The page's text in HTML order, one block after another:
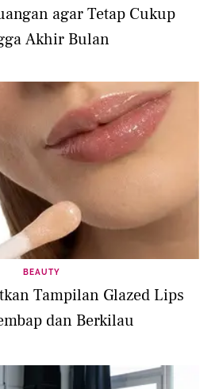
agar Tetap Cukup
Akhir Bulan
BEAUTY
Tampilan Glazed Lips
dan Berkilau